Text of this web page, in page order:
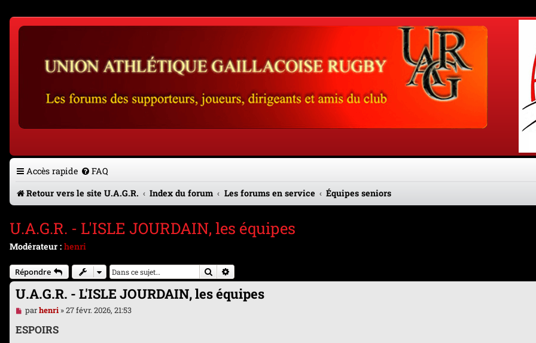
Accès rapide FAQ
Retour vers le site U.A.G.R.
Index du forum Les forums en service Équipes seniors
U.A.G.R. - L'ISLE JOURDAIN, les équipes
Modérateur : henri
Répondre Rechercher
U.A.G.R. - L'ISLE JOURDAIN, les équipes
M
e
s
s
parhenri»27 févr. 2026, 21:53
ESPOIRS